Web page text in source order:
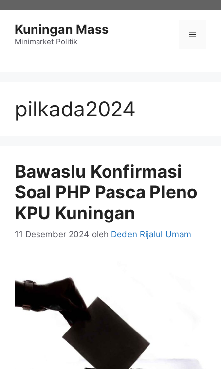
Kuningan Mass
Minimarket Politik
Menu
pilkada2024
Bawaslu Konfirmasi
Soal PHP Pasca Pleno
KPU Kuningan
11 Desember 2024 oleh Deden Rijalul Umam